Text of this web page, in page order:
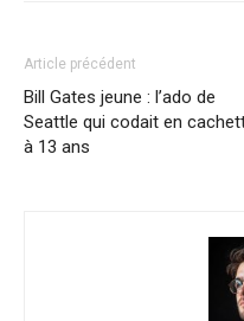
Article précédent
Bill Gates jeune : l’ado de
Seattle qui codait en
à 13 ans